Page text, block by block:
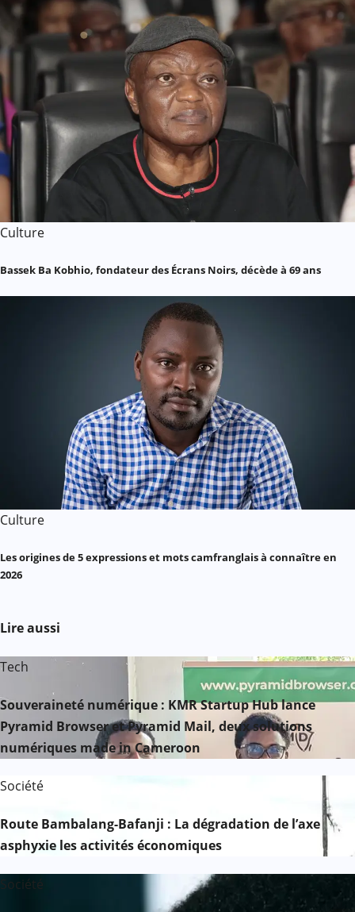
Culture
Bassek Ba Kobhio, fondateur des Écrans Noirs, décède à 69 ans
Culture
Les origines de 5 expressions et mots camfranglais à connaître en
2026
Lire aussi
Tech
Souveraineté numérique : KMR Startup Hub lance
Pyramid Browser et Pyramid Mail, deux solutions
numériques made in Cameroon
Société
Route Bambalang-Bafanji : La dégradation de l’axe
asphyxie les activités économiques
Société